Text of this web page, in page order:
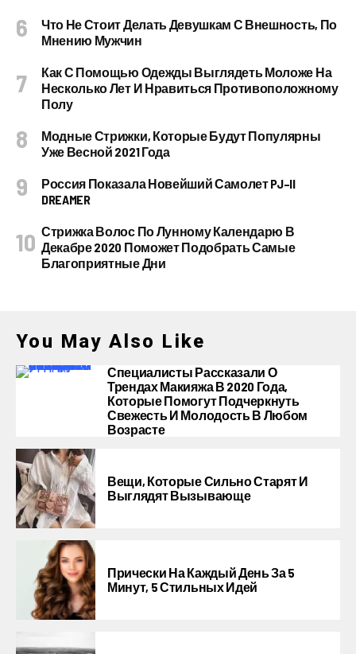
Что Не Стоит Делать Девушкам С Внешность, По
Мнению Мужчин
Как С Помощью Одежды Выглядеть Моложе На
Несколько Лет И Нравиться Противоположному
Полу
Модные Стрижки, Которые Будут Популярны
Уже Весной 2021 Года
Россия Показала Новейший Самолет PJ–II
DREAMER
Стрижка Волос По Лунному Календарю В
Декабре 2020 Поможет Подобрать Самые
Благоприятные Дни
You May Also Like
Специалисты Рассказали О
Трендах Макияжа В 2020 Года,
Которые Помогут Подчеркнуть
Свежесть И Молодость В Любом
Возрасте
Вещи, Которые Сильно Старят И
Выглядят Вызывающе
Прически На Каждый День За 5
Минут, 5 Стильных Идей